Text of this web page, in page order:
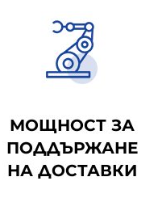
МОЩНОСТ ЗА
ПОДДЪРЖАНЕ
НА ДОСТАВКИ